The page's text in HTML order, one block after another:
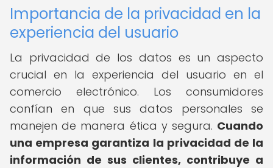
Importancia de la privacidad en la
experiencia del usuario
La privacidad de los datos es un aspecto
crucial en la experiencia del usuario en el
comercio electrónico. Los consumidores
confían en que sus datos personales se
manejen de manera ética y segura. Cuando
una empresa garantiza la privacidad de la
información de sus clientes, contribuye a